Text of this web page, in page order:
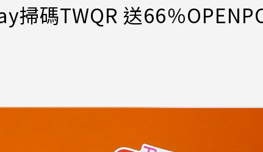
掃碼TWQR 送66％